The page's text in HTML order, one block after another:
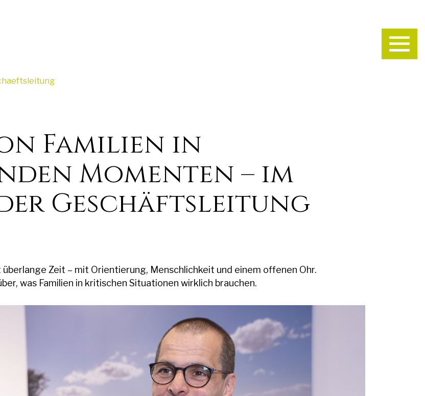
Familien in
Momenten – im
Geschäftsleitung
Zeit – mit Orientierung, Menschlichkeit und einem offenen Ohr.
was Familien in kritischen Situationen wirklich brauchen.